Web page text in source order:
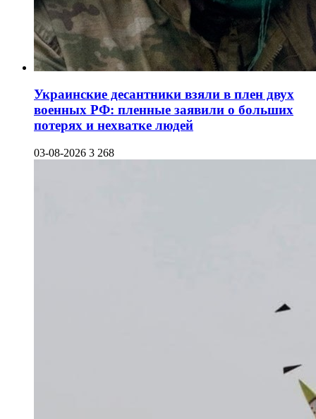
Украинские десантники взяли в плен двух
военных РФ: пленные заявили о больших
потерях и нехватке людей
03-08-2026 3 268